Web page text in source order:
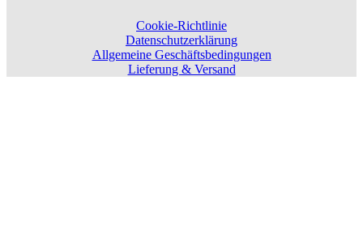
Cookie-Richtlinie
Datenschutzerklärung
Allgemeine Geschäftsbedingungen
Lieferung & Versand